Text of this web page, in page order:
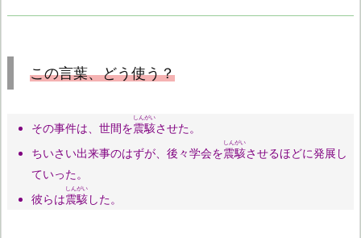
この言葉、どう使う？
その事件は、世間を震駭
しんがい
させた。
ちいさい出来事のはずが、後々学会を震駭
しんがい
させるほどに発展し
ていった。
彼らは震駭
しんがい
した。